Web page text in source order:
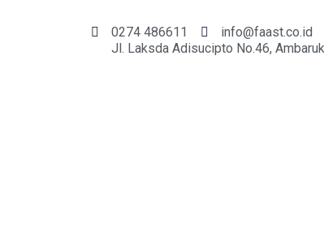
0274 486611
info@faast.co.id
Jl. Laksda Adisucipto No.46,